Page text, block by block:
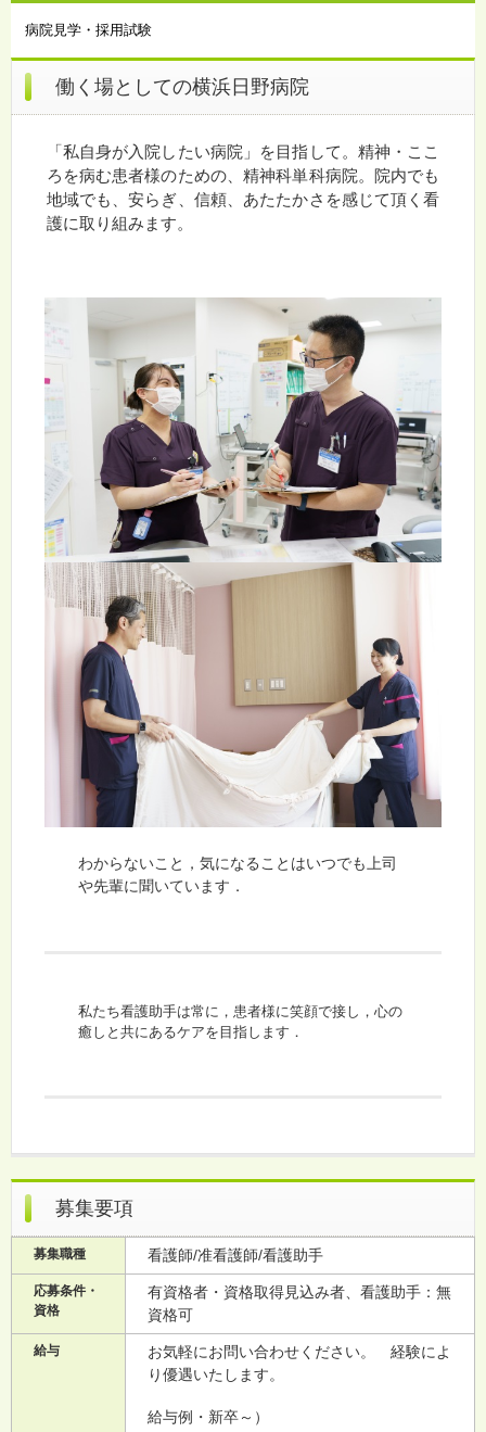
病院見学・採用試験
働く場としての横浜日野病院
「私自身が入院したい病院」を目指して。精神・ここ
ろを病む患者様のための、精神科単科病院。院内でも
地域でも、安らぎ、信頼、あたたかさを感じて頂く看
護に取り組みます。
わからないこと，気になることはいつでも上司
や先輩に聞いています．
私たち看護助手は常に，患者様に笑顔で接し，心の
癒しと共にあるケアを目指します．
募集要項
募集職種 看護師/准看護師/看護助手
応募条件・
資格
有資格者・資格取得見込み者 、看護助手：無
資格可
給与
お気軽にお問い合わせください。 経験によ
り優遇いたします。
給与例・新卒～）